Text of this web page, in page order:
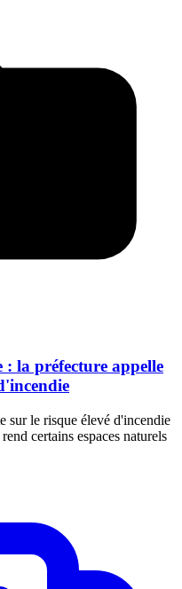
: la préfecture appelle
sur le risque élevé d'incendie
certains espaces naturels